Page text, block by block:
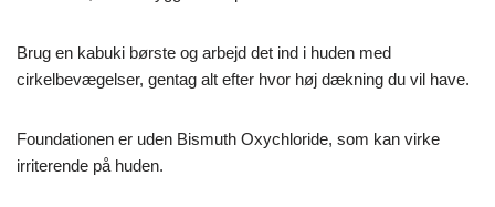
Brug en kabuki børste og arbejd det ind i huden med
cirkelbevægelser, gentag alt efter hvor høj dækning du vil have.
Foundationen er uden Bismuth Oxychloride, som kan virke
irriterende på huden.